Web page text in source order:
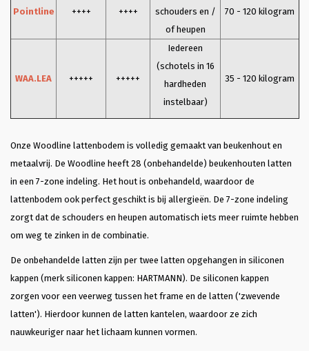
Pointline ++++ ++++
schouders en /
of heupen
70 - 120 kilogram
WAA.LEA +++++ +++++
Iedereen
(schotels in 16
hardheden
instelbaar)
35 - 120 kilogram
Onze Woodline lattenbodem is volledig gemaakt van beukenhout en
metaalvrij. De Woodline heeft 28 (onbehandelde) beukenhouten latten
in een 7-zone indeling. Het hout is onbehandeld, waardoor de
lattenbodem ook perfect geschikt is bij allergieën. De 7-zone indeling
zorgt dat de schouders en heupen automatisch iets meer ruimte hebben
om weg te zinken in de combinatie.
De onbehandelde latten zijn per twee latten opgehangen in siliconen
kappen (merk siliconen kappen: HARTMANN). De siliconen kappen
zorgen voor een veerweg tussen het frame en de latten ('zwevende
latten'). Hierdoor kunnen de latten kantelen, waardoor ze zich
nauwkeuriger naar het lichaam kunnen vormen.